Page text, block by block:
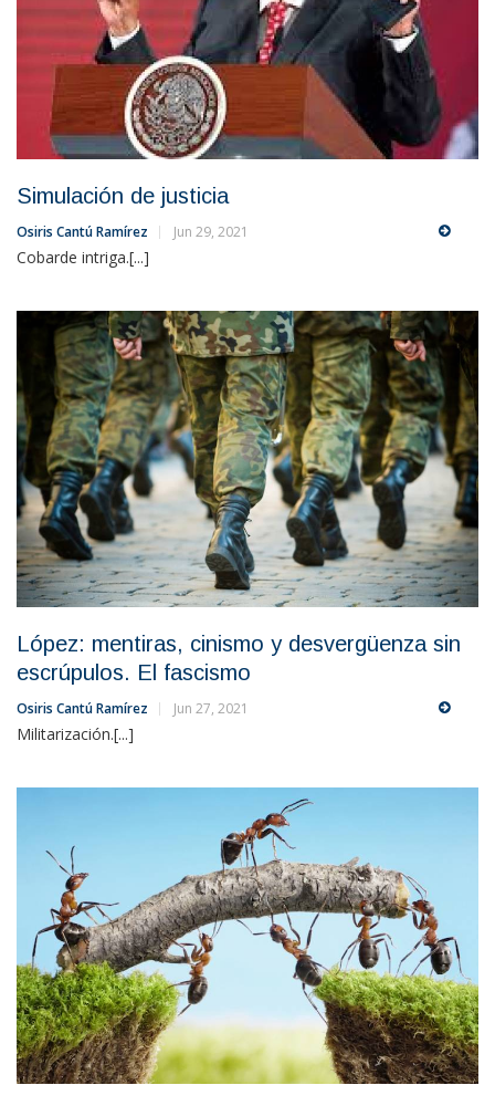
Simulación de justicia
Osiris Cantú Ramírez Jun 29, 2021
Cobarde intriga.[...]
López: mentiras, cinismo y desvergüenza sin
escrúpulos. El fascismo
Osiris Cantú Ramírez Jun 27, 2021
Militarización.[...]